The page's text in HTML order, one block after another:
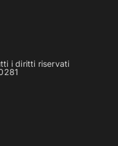
i diritti riservati